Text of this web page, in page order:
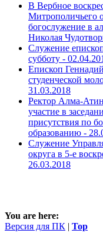
В Вербное
Митрополичьего
богослужение в
Николая
Служение
субботу -
Епископ
студенческой
31.03.2018
Ректор Алма-
участие в
присутствия по
образованию -
Служение
округа в 5-е
26.03.2018
You are here:
Версия для ПК | Top